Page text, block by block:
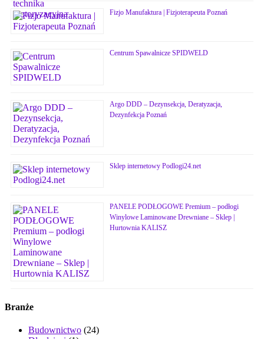
Fizjo Manufaktura | Fizjoterapeuta Poznań
Centrum Spawalnicze SPIDWELD
Argo DDD – Dezynsekcja, Deratyzacja,
Dezynfekcja Poznań
Sklep internetowy Podlogi24.net
PANELE PODŁOGOWE Premium – podłogi
Winylowe Laminowane Drewniane – Sklep |
Hurtownia KALISZ
Branże
Budownictwo (24)